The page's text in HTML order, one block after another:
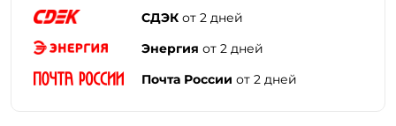
СДЭК от 2 дней
Энергия от 2 дней
Почта России от 2 дней